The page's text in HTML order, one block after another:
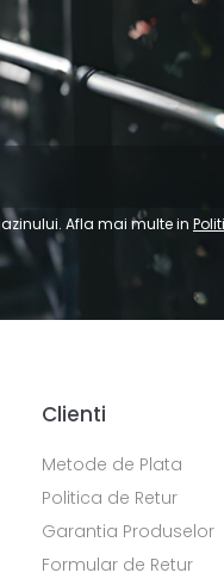
Afla mai multe in
Clienti
Metode de Plata
Politica de Retur
Garantia Produselor
Formular de Retur